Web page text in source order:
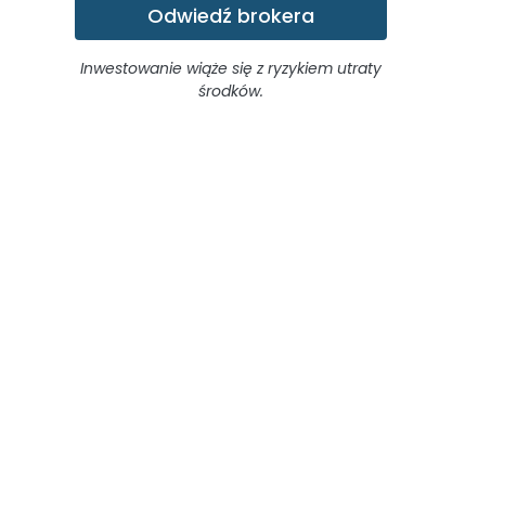
Odwiedź brokera
Inwestowanie wiąże się z ryzykiem utraty
środków.